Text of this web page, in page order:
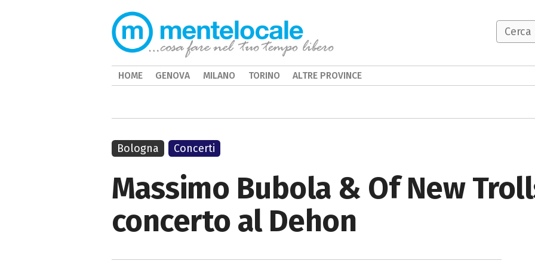
Massimo Bubola & Of New
concerto al Dehon
Bologna Concerti
HOME GENOVA MILANO TORINO ALTRE PROVINCE